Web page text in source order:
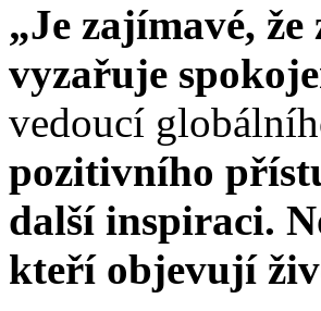
„Je zajímavé,
vyzařuje
vedoucí
pozitivního
další inspiraci.
kteří objevují